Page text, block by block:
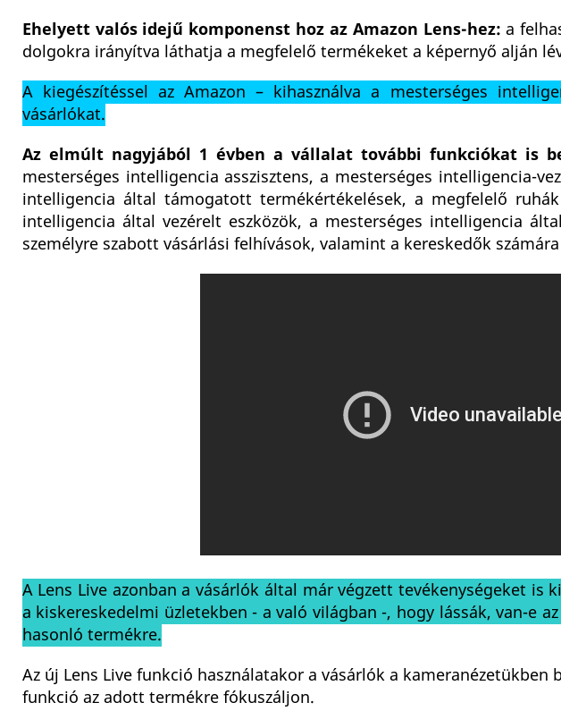
Ehelyett valós idejű komponenst hoz az Amazon Lens-hez: a
dolgokra irányítva láthatja a megfelelő termékeket a képernyő alján
A kiegészítéssel az Amazon – kihasználva a mesterséges
vásárlókat.
Az elmúlt nagyjából 1 évben a vállalat további funkciókat is
mesterséges intelligencia asszisztens, a mesterséges intelligencia-
intelligencia által támogatott termékértékelések, a megfelelő ruhák
intelligencia által vezérelt eszközök, a mesterséges intelligencia
személyre szabott vásárlási felhívások, valamint a kereskedők
A Lens Live azonban a vásárlók által már végzett tevékenységeket is
a kiskereskedelmi üzletekben - a való világban -, hogy lássák, van-e
hasonló termékre.
Az új Lens Live funkció használatakor a vásárlók a
funkció az adott termékre fókuszáljon.